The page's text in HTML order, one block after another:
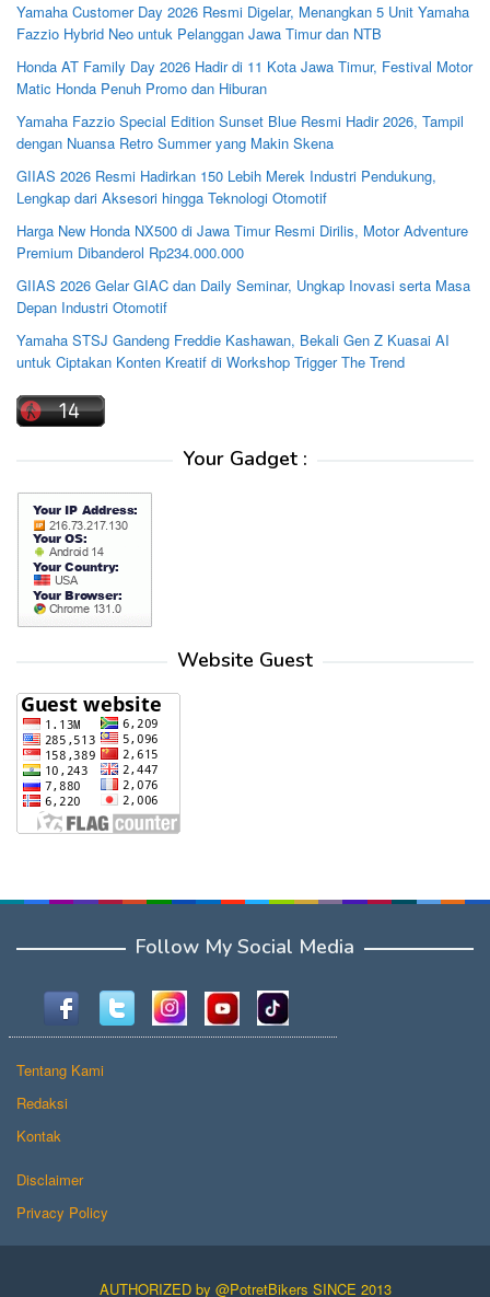
Yamaha Customer Day 2026 Resmi Digelar, Menangkan 5 Unit Yamaha
Fazzio Hybrid Neo untuk Pelanggan Jawa Timur dan NTB
Honda AT Family Day 2026 Hadir di 11 Kota Jawa Timur, Festival Motor
Matic Honda Penuh Promo dan Hiburan
Yamaha Fazzio Special Edition Sunset Blue Resmi Hadir 2026, Tampil
dengan Nuansa Retro Summer yang Makin Skena
GIIAS 2026 Resmi Hadirkan 150 Lebih Merek Industri Pendukung,
Lengkap dari Aksesori hingga Teknologi Otomotif
Harga New Honda NX500 di Jawa Timur Resmi Dirilis, Motor Adventure
Premium Dibanderol Rp234.000.000
GIIAS 2026 Gelar GIAC dan Daily Seminar, Ungkap Inovasi serta Masa
Depan Industri Otomotif
Yamaha STSJ Gandeng Freddie Kashawan, Bekali Gen Z Kuasai AI
untuk Ciptakan Konten Kreatif di Workshop Trigger The Trend
Your Gadget :
Website Guest
Follow My Social Media
Tentang Kami
Redaksi
Kontak
Disclaimer
Privacy Policy
AUTHORIZED by @PotretBikers SINCE 2013